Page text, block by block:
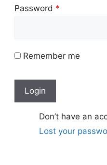
Password *
Remember me
Don’t have an
Lost your